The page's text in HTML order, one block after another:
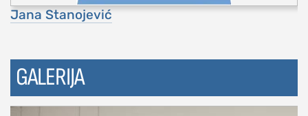
Jana Stanojević
GALERIJA